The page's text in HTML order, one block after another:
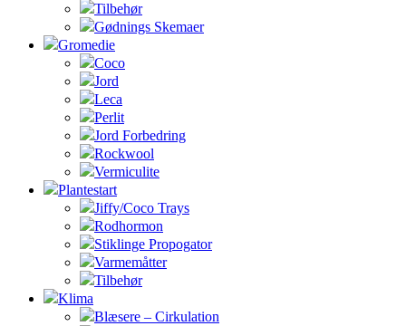
Tilbehør
Gødnings Skemaer
Gromedie
Coco
Jord
Leca
Perlit
Jord Forbedring
Rockwool
Vermiculite
Plantestart
Jiffy/Coco Trays
Rodhormon
Stiklinge Propogator
Varmemåtter
Tilbehør
Klima
Blæsere – Cirkulation